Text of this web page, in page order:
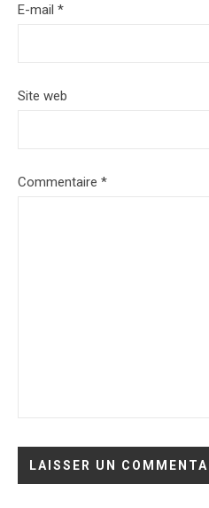
E-mail *
Site web
Commentaire *